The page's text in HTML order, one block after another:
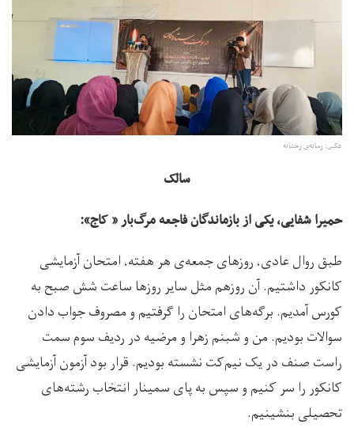
عکس: رسانه‌ی رخشانه
سالک
حمیرا شفایی، یکی از بازماندگان فاجعه مرگ‌بار « کاج»:
طبق روال عادی، روزهای جمعه‌ی هر هفته، امتحان آزمایشی
کانکور داشتیم. آن روزهم مثل سایر روزها ساعت شش صبح به
کورس آمدیم. برگه‌های امتحان را گرفتیم و مصروف جواب دادن
سوالات بودیم. من و شبنم زهرا و مرضیه در ردیف سوم سمت
راست صنف در یک نیم‌کت نشسته بودیم. قرار بود آزمون آزمایشی
کانکور را سر کنیم و سپس به پای سمینار انتخاب رشته‌های
تحصیلی بنشینیم.